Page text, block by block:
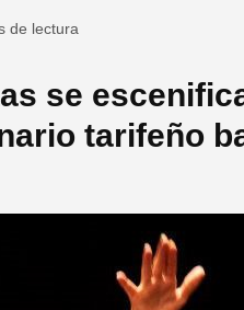
de lectura
se
tarifeño